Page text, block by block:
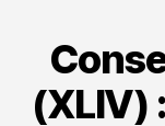
(XLIV)